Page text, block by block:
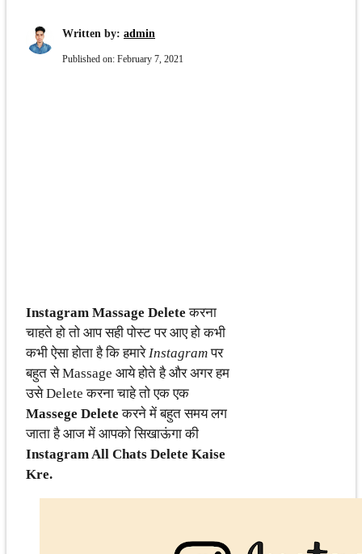
Written by: admin
Published on: February 7, 2021
Instagram Massage Delete करना
चाहते हो तो आप सही पोस्ट पर आए हो कभी
कभी ऐसा होता है कि हमारेInstagramपर
बहुत से Massage आये होते है और अगर हम
उसे Delete करना चाहे तो एक एक
Massege Delete करने में बहुत समय लग
जाता है आज में आपको सिखाऊंगा की
Instagram All Chats Delete Kaise
Kre.